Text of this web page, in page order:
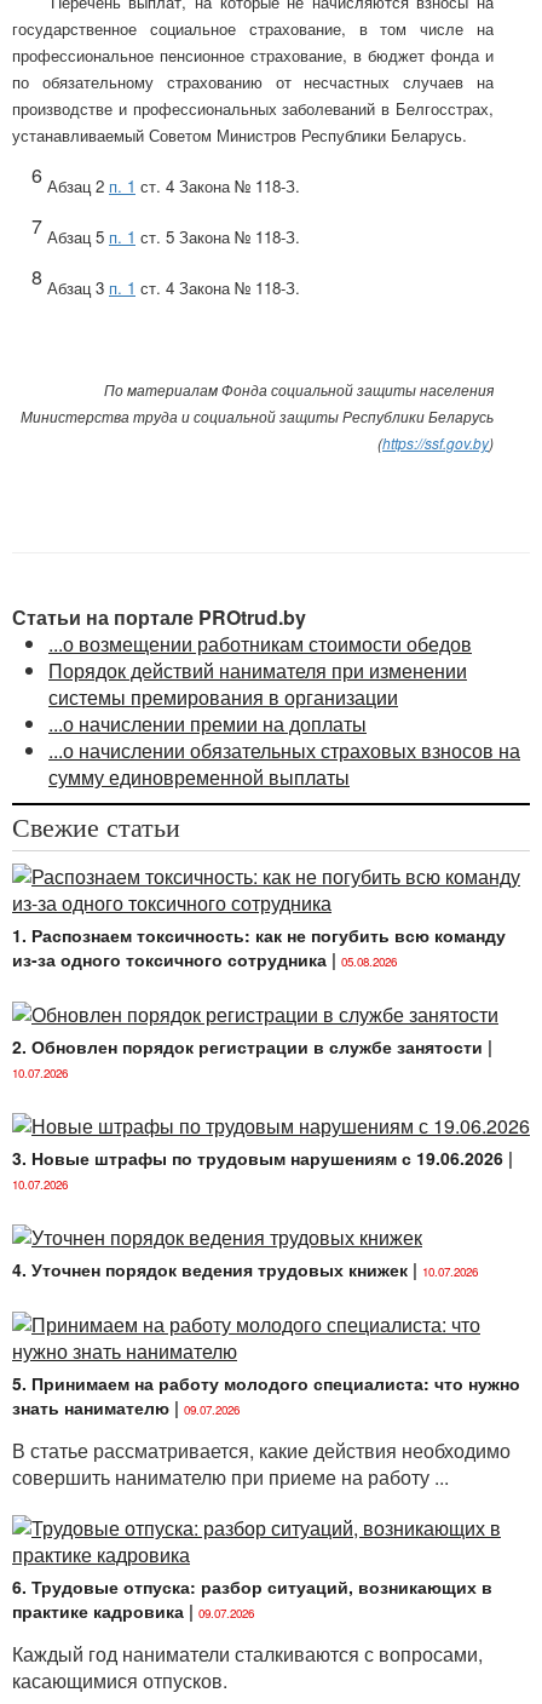
государственное социальное страхование, в том числе на
профессиональное пенсионное страхование, в бюджет фонда и
по обязательному страхованию от несчастных случаев на
производстве и профессиональных заболеваний в Белгосстрах,
устанавливаемый Советом Министров Республики Беларусь.
6 Абзац 2 п. 1 ст. 4 Закона № 118-З.
7 Абзац 5 п. 1 ст. 5 Закона № 118-З.
8 Абзац 3 п. 1 ст. 4 Закона № 118-З.
По материалам Фонда социальной защиты населения
Министерства труда и социальной защиты Республики Беларусь
(https://ssf.gov.by)
Статьи на портале PROtrud.by
...о возмещении работникам стоимости обедов
Порядок действий нанимателя при изменении
системы премирования в организации
...о начислении премии на доплаты
...о начислении обязательных страховых взносов на
сумму единовременной выплаты
Свежие статьи
1. Распознаем токсичность: как не погубить всю команду
из-за одного токсичного сотрудника | 05.08.2026
2. Обновлен порядок регистрации в службе занятости |
10.07.2026
3. Новые штрафы по трудовым нарушениям с 19.06.2026 |
10.07.2026
4. Уточнен порядок ведения трудовых книжек | 10.07.2026
5. Принимаем на работу молодого специалиста: что нужно
знать нанимателю | 09.07.2026
В статье рассматривается, какие действия необходимо
совершить нанимателю при приеме на работу ...
6. Трудовые отпуска: разбор ситуаций, возникающих в
практике кадровика | 09.07.2026
Каждый год наниматели сталкиваются с вопросами,
касающимися отпусков.